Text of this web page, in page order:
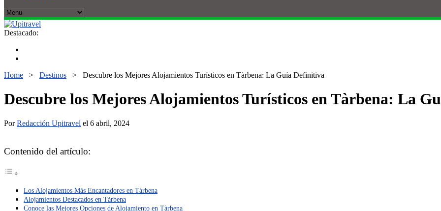
Destacado:
Home > Destinos > Descubre los Mejores Alojamientos Turísticos en Tàrbena: La Guía Definitiva
Descubre los Mejores Alojamientos Turísticos en Tàrbena: La
PorRedacción Upitravel el 6 abril, 2024
Contenido del artículo:
Los Alojamientos Más Encantadores en Tàrbena
Alojamientos Destacados en Tàrbena
Conoce las Mejores Opciones de Alojamiento en Tàrbena